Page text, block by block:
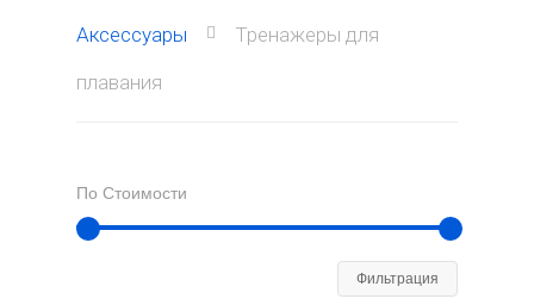
Аксессуары
Тренажеры для
плавания
По Стоимости
Фильтрация